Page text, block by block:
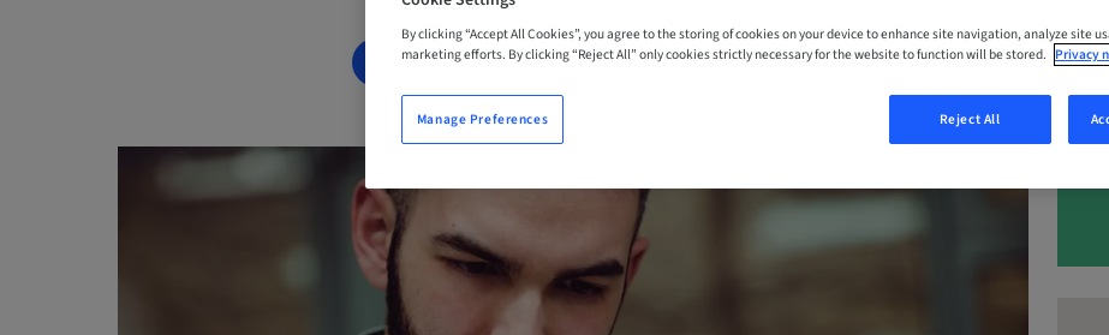
BOOK NOW
By clicking “Accept All Cookies”, you agree to the storing of cookies on your device to enhance site navigation, analyze site
marketing efforts. By clicking “Reject All” only cookies strictly necessary for the website to function will be stored. Privacy
Reject All
Manage Preferences